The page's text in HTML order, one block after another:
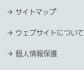
サイトマップ
ウェブサイトについて
個人情報保護